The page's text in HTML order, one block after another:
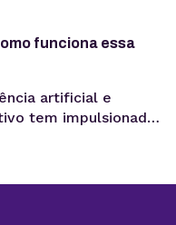
funciona essa
artificial e
tem impulsionado
exatamente o